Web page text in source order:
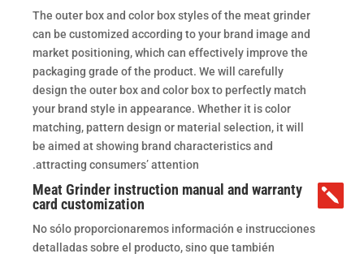
The outer box and color box styles of the meat grinder
can be customized according to your brand image and
market positioning, which can effectively improve the
packaging grade of the product. We will carefully
design the outer box and color box to perfectly match
your brand style in appearance. Whether it is color
matching, pattern design or material selection, it will
be aimed at showing brand characteristics and
attracting consumers’ attention.

Meat Grinder instruction manual and warranty
card customization
No sólo proporcionaremos información e instrucciones
detalladas sobre el producto, sino que también